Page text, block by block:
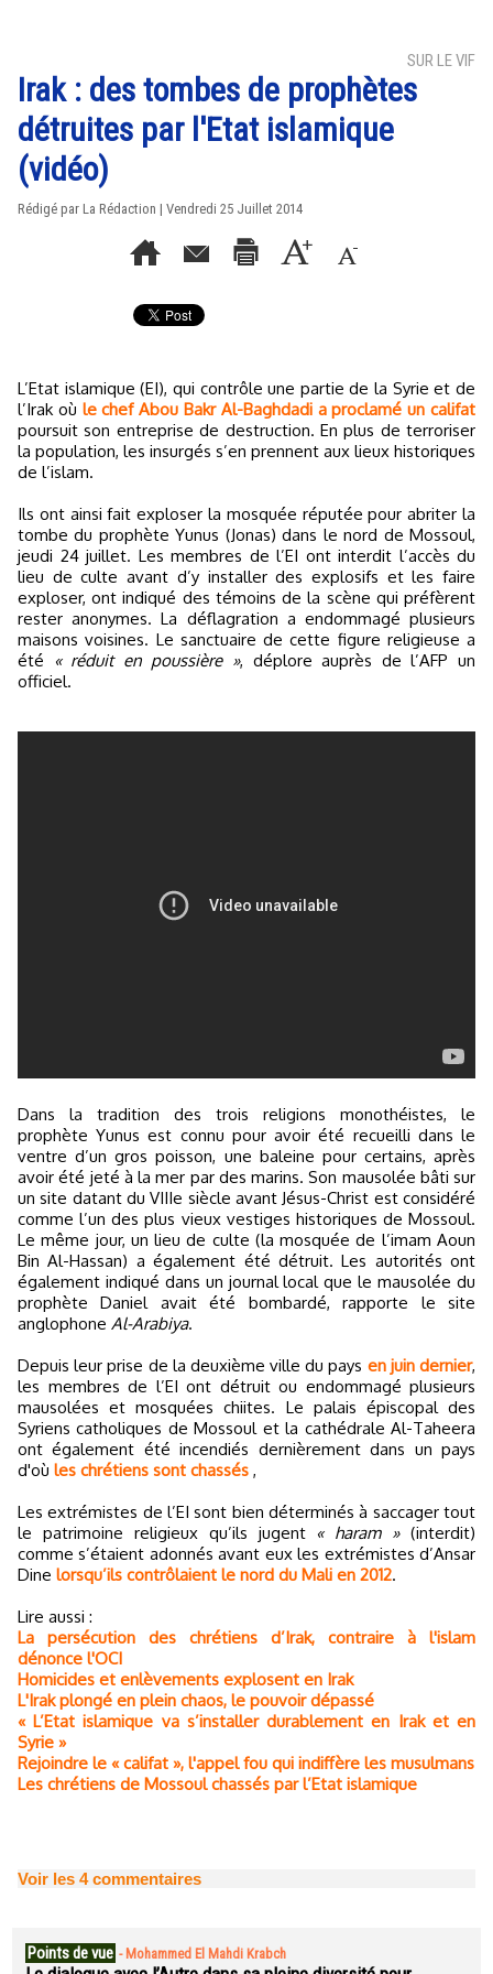
SUR LE VIF
Irak : des tombes de prophètes
détruites par l'Etat islamique
(vidéo)
Rédigé par La Rédaction | Vendredi 25 Juillet 2014
L’Etat islamique (EI), qui contrôle une partie de la Syrie et de
l’Irak où le chef Abou Bakr Al-Baghdadi a proclamé un califat
poursuit son entreprise de destruction. En plus de terroriser
la population, les insurgés s’en prennent aux lieux historiques
de l’islam.
Ils ont ainsi fait exploser la mosquée réputée pour abriter la
tombe du prophète Yunus (Jonas) dans le nord de Mossoul,
jeudi 24 juillet. Les membres de l’EI ont interdit l’accès du
lieu de culte avant d’y installer des explosifs et les faire
exploser, ont indiqué des témoins de la scène qui préfèrent
rester anonymes. La déflagration a endommagé plusieurs
maisons voisines. Le sanctuaire de cette figure religieuse a
été
« réduit en poussière », déplore auprès de l’AFP un
officiel.
Dans la tradition des trois religions monothéistes, le
prophète Yunus est connu pour avoir été recueilli dans le
ventre d’un gros poisson, une baleine pour certains, après
avoir été jeté à la mer par des marins. Son mausolée bâti sur
un site datant du VIIIe siècle avant Jésus-Christ est considéré
comme l’un des plus vieux vestiges historiques de Mossoul.
Le même jour, un lieu de culte (la mosquée de l’imam Aoun
Bin Al-Hassan) a également été détruit. Les autorités ont
également indiqué dans un journal local que le mausolée du
prophète Daniel avait été bombardé, rapporte le site
anglophone Al-Arabiya.
Depuis leur prise de la deuxième ville du pays en juin dernier,
les membres de l’EI ont détruit ou endommagé plusieurs
mausolées et mosquées chiites. Le palais épiscopal des
Syriens catholiques de Mossoul et la cathédrale Al-Taheera
ont également été incendiés dernièrement dans un pays
d'où les chrétiens sont chassés ,
Les extrémistes de l’EI sont bien déterminés à saccager tout
le patrimoine religieux qu’ils jugent « haram » (interdit)
comme s’étaient adonnés avant eux les extrémistes d’Ansar
Dine lorsqu’ils contrôlaient le nord du Mali en 2012.
Lire aussi :
La persécution des chrétiens d’Irak, contraire à l'islam
dénonce l'OCI
Homicides et enlèvements explosent en Irak
L'Irak plongé en plein chaos, le pouvoir dépassé
« L’Etat islamique va s’installer durablement en Irak et en
Syrie »
Rejoindre le « califat », l'appel fou qui indiffère les musulmans
Les chrétiens de Mossoul chassés par l’Etat islamique
Voir les 4commentaires
Points de vue - Mohammed El Mahdi Krabch